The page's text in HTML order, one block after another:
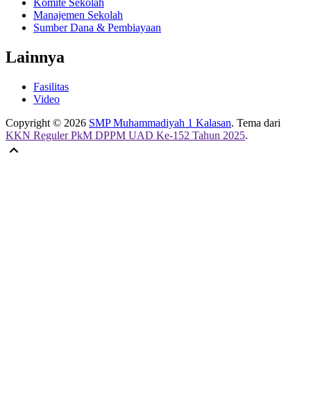
Komite Sekolah
Manajemen Sekolah
Sumber Dana & Pembiayaan
Lainnya
Fasilitas
Video
Copyright © 2026 SMP Muhammadiyah 1 Kalasan. Tema dari
KKN Reguler PkM DPPM UAD Ke-152 Tahun 2025.